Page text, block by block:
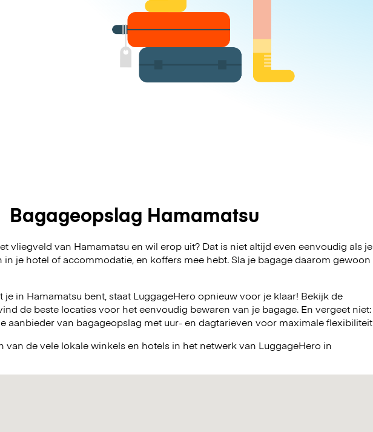
Bagageopslag Hamamatsu
vliegveld van Hamamatsu en wil erop uit? Dat is niet altijd even eenvoudig als je
je hotel of accommodatie, en koffers mee hebt. Sla je bagage daarom gewoon
je in Hamamatsu bent, staat LuggageHero opnieuw voor je klaar! Bekijk de
de beste locaties voor het eenvoudig bewaren van je bagage. En vergeet niet:
aanbieder van bagageopslag met uur- en dagtarieven voor maximale
van de vele lokale winkels en hotels in het netwerk van LuggageHero in